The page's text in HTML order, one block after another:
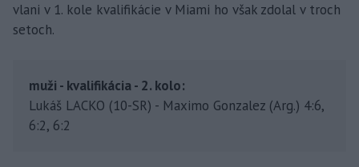
vlani v 1. kole kvalifikácie v Miami ho však zdolal v troch
setoch.
muži - kvalifikácia - 2. kolo:
Lukáš LACKO (10-SR) - Maximo Gonzalez (Arg.) 4:6,
6:2, 6:2